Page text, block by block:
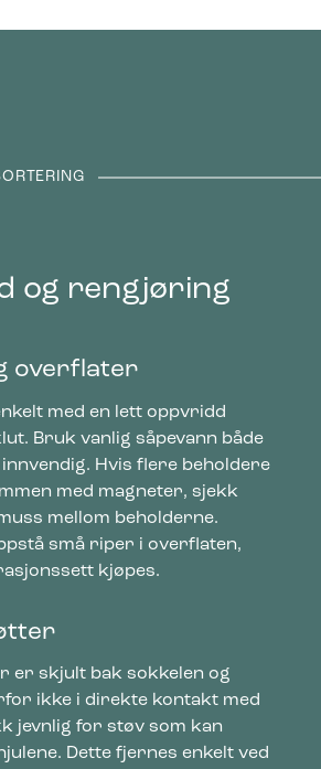
og rengjøring
overflater
med en lett oppvridd
Bruk vanlig såpevann både
Hvis flere beholdere
med magneter, sjekk
mellom beholderne.
små riper i overflaten,
kjøpes.
er skjult bak sokkelen og
ikke i direkte kontakt med
jevnlig for støv som kan
Dette fjernes enkelt ved